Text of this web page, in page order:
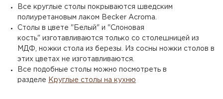
Все круглые столы покрываются шведским
полиуретановым лаком Becker Acroma.
Столы в цвете "Белый" и "Слоновая
кость" изготавливаются только со столешницей из
МДФ, ножки стола из березы. Из сосны ножки столов в
этих цветах не изготавливаются.
Все подобные столы можно посмотреть в
разделе
Круглые столы на кухню